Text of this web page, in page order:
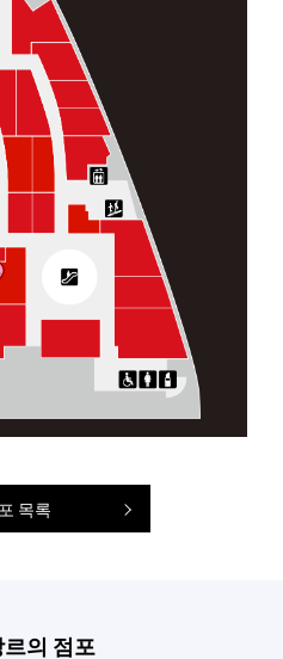
목록
의 점포